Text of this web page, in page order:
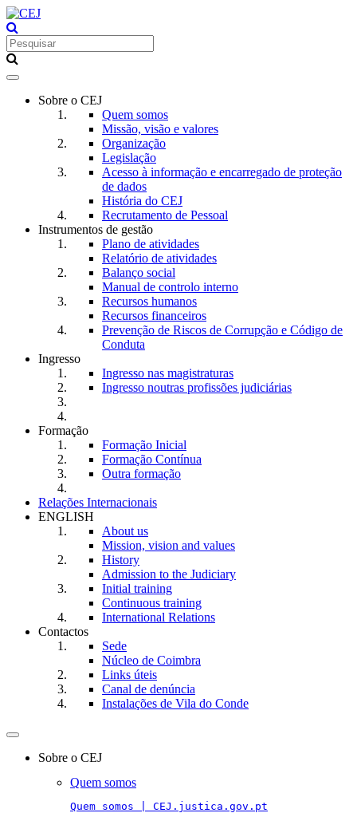
Toggle
navigationSobre o CEJ
Quem somos
Missão, visão e valores
Organização
Legislação
Acesso à informação e encarregado de proteção
de dados
História do CEJ
Recrutamento de Pessoal
Instrumentos de gestão
Plano de atividades
Relatório de atividades
Balanço social
Manual de controlo interno
Recursos humanos
Recursos financeiros
Prevenção de Riscos de Corrupção e Código de
Conduta
Ingresso
Ingresso nas magistraturas
Ingresso noutras profissões judiciárias
Formação
Formação Inicial
Formação Contínua
Outra formação
Relações Internacionais
ENGLISH
About us
Mission, vision and values
History
Admission to the Judiciary
Initial training
Continuous training
International Relations
Contactos
Sede
Núcleo de Coimbra
Links úteis
Canal de denúncia
Instalações de Vila do Conde
Toggle
navigationSobre o CEJ
Quem somos
Quem somos | CEJ.justica.gov.pt